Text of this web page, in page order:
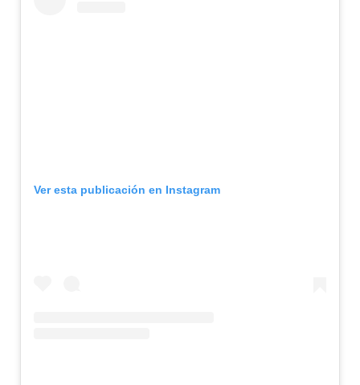
Ver esta publicación en Instagram